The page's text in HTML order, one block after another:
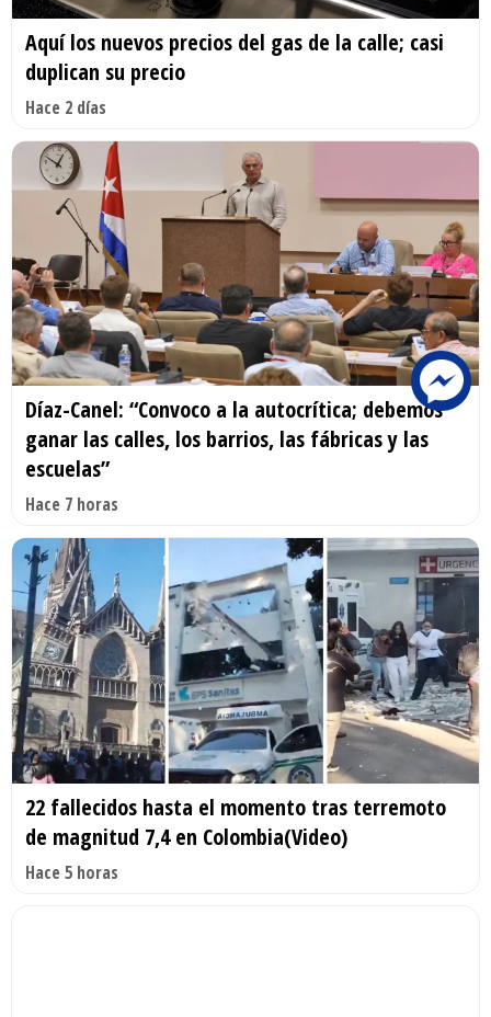
Aquí los nuevos precios del gas de la calle; casi
duplican su precio
Hace 2 días
Díaz-Canel: “Convoco a la autocrítica; debemos
ganar las calles, los barrios, las fábricas y las
escuelas”
Hace 7 horas
22 fallecidos hasta el momento tras terremoto
de magnitud 7,4 en Colombia(Video)
Hace 5 horas